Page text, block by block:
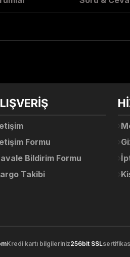
Formu
Bildirim Formu
Takibi
Kredi kartı bilgileriniz256bit SSL